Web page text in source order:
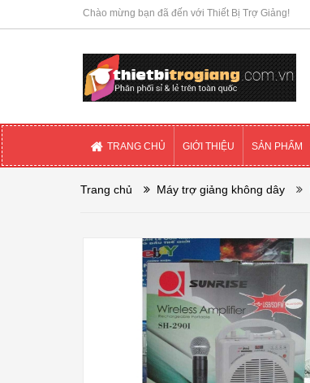
Chào mừng bạn đã đến với Thiết Bị Trợ Giảng!
TRANG CHỦ GIỚI THIỆU SẢN PHẨM
Trang chủ Máy trợ giảng không dây